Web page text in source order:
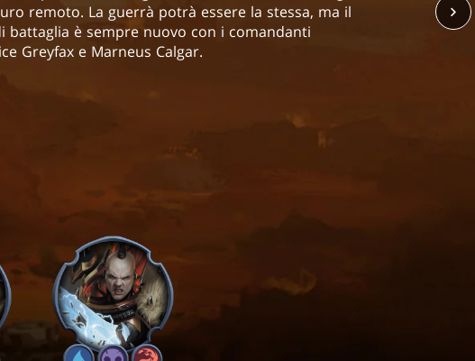
remoto. La guerrà potrà essere la stessa, ma il
battaglia è sempre nuovo con i comandanti
Greyfax e Marneus Calgar.